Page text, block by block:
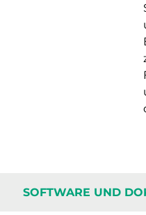
SOFTWARE UND